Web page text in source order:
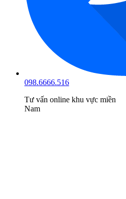
098.6666.516
Tư vấn online khu vực miền
Nam